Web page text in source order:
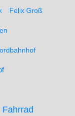
Felix Groß
Fahrrad